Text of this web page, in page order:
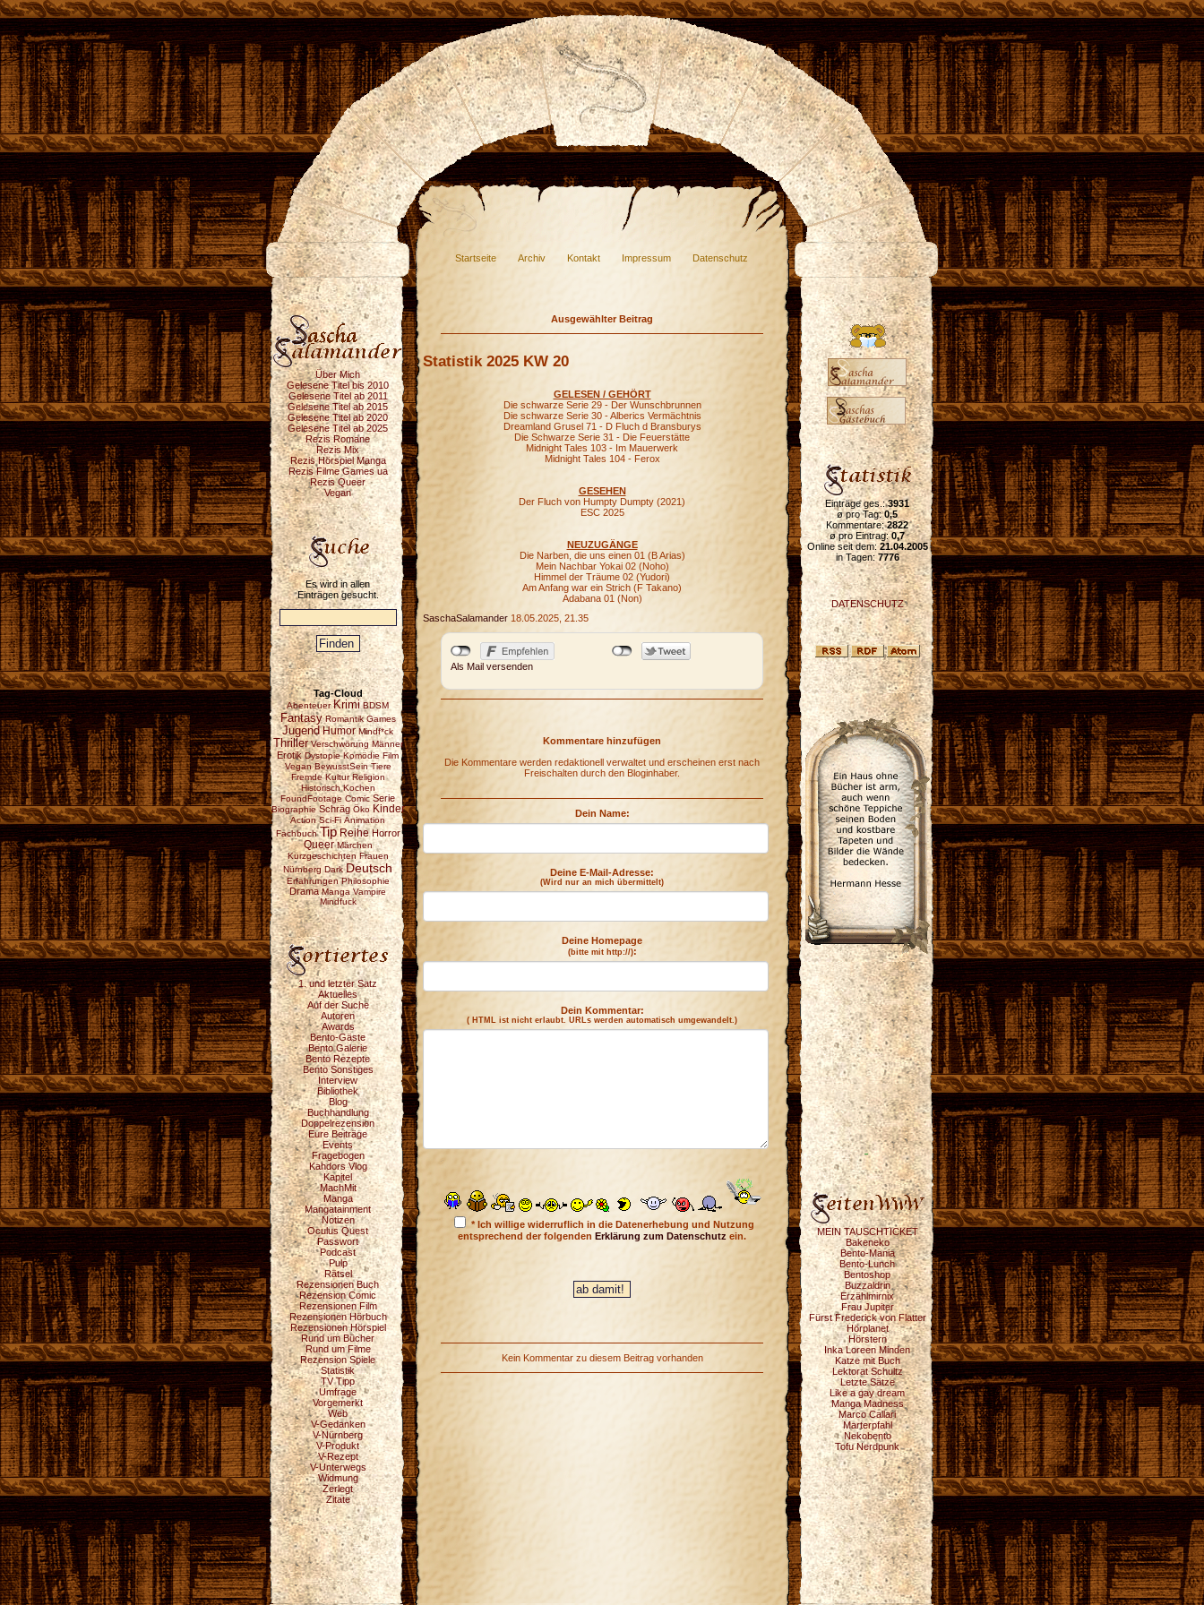
Startseite Archiv Kontakt Impressum Datenschutz
Über Mich
Gelesene Titel bis 2010
Gelesene Titel ab 2011
Gelesene Titel ab 2015
Gelesene Titel ab 2020
Gelesene Titel ab 2025
Rezis Romane
Rezis Mix
Rezis Hörspiel Manga
Rezis Filme Games ua
Rezis Queer
Vegan
Es wird in allen
Einträgen gesucht.
Tag-Cloud
Abenteuer Krimi BDSM
Fantasy Romantik Games
Jugend Humor Mindf*ck
Thriller Verschwörung Männer
Erotik Dystopie Komödie Film
Vegan BewusstSein Tiere
Fremde Kultur Religion
Historisch Kochen
FoundFootage Comic Serie
Biographie Schräg Öko Kinder
Action Sci-Fi Animation
Fachbuch Tip Reihe Horror
Queer Märchen
Kurzgeschichten Frauen
Nürnberg Dark Deutsch
Erfahrungen Philosophie
Drama Manga Vampire
Mindfuck
1. und letzter Satz
Aktuelles
Auf der Suche
Autoren
Awards
Bento-Gäste
Bento Galerie
Bento Rezepte
Bento Sonstiges
Interview
Bibliothek
Blog
Buchhandlung
Doppelrezension
Eure Beiträge
Events
Fragebogen
Kahdors Vlog
Kapitel
MachMit
Manga
Mangatainment
Notizen
Oculus Quest
Passwort
Podcast
Pulp
Rätsel
Rezensionen Buch
Rezension Comic
Rezensionen Film
Rezensionen Hörbuch
Rezensionen Hörspiel
Rund um Bücher
Rund um Filme
Rezension Spiele
Statistik
TV Tipp
Umfrage
Vorgemerkt
Web
V-Gedanken
V-Nürnberg
V-Produkt
V-Rezept
V-Unterwegs
Widmung
Zerlegt
Zitate
Ausgewählter Beitrag
Statistik 2025 KW 20
GELESEN / GEHÖRT
Die schwarze Serie 29 - Der Wunschbrunnen
Die schwarze Serie 30 - Alberics Vermächtnis
Dreamland Grusel 71 - D Fluch d Bransburys
Die Schwarze Serie 31 - Die Feuerstätte
Midnight Tales 103 - Im Mauerwerk
Midnight Tales 104 - Ferox
GESEHEN
Der Fluch von Humpty Dumpty (2021)
ESC 2025
NEUZUGÄNGE
Die Narben, die uns einen 01 (B Arias)
Mein Nachbar Yokai 02 (Noho)
Himmel der Träume 02 (Yudori)
Am Anfang war ein Strich (F Takano)
Adabana 01 (Non)
SaschaSalamander 18.05.2025, 21.35
Als Mail versenden
Kommentare hinzufügen
Die Kommentare werden redaktionell verwaltet und erscheinen erst nach
Freischalten durch den Bloginhaber.
Dein Name:
Deine E-Mail-Adresse:
(Wird nur an mich übermittelt)
Deine Homepage
(bitte mit http://):
Dein Kommentar:
( HTML ist nicht erlaubt. URLs werden automatisch umgewandelt.)
* Ich willige widerruflich in die Datenerhebung und Nutzung
entsprechend der folgenden Erklärung zum Datenschutz ein.
Kein Kommentar zu diesem Beitrag vorhanden
Einträge ges.:3931
ø pro Tag:0,5
Kommentare:2822
ø pro Eintrag:0,7
Online seit dem:21.04.2005
in Tagen:7776
DATENSCHUTZ
MEIN TAUSCHTICKET
Bakeneko
Bento-Mania
Bento-Lunch
Bentoshop
Buzzaldrin
Erzählmirnix
Frau Jupiter
Fürst Frederick von Flatter
Hörplanet
Hörstern
Inka Loreen Minden
Katze mit Buch
Lektorat Schultz
Letzte Sätze
Like a gay dream
Manga Madness
Marco Callari
Marterpfahl
Nekobento
Tofu Nerdpunk